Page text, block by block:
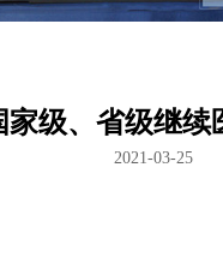
家级、省级继
2021-03-25